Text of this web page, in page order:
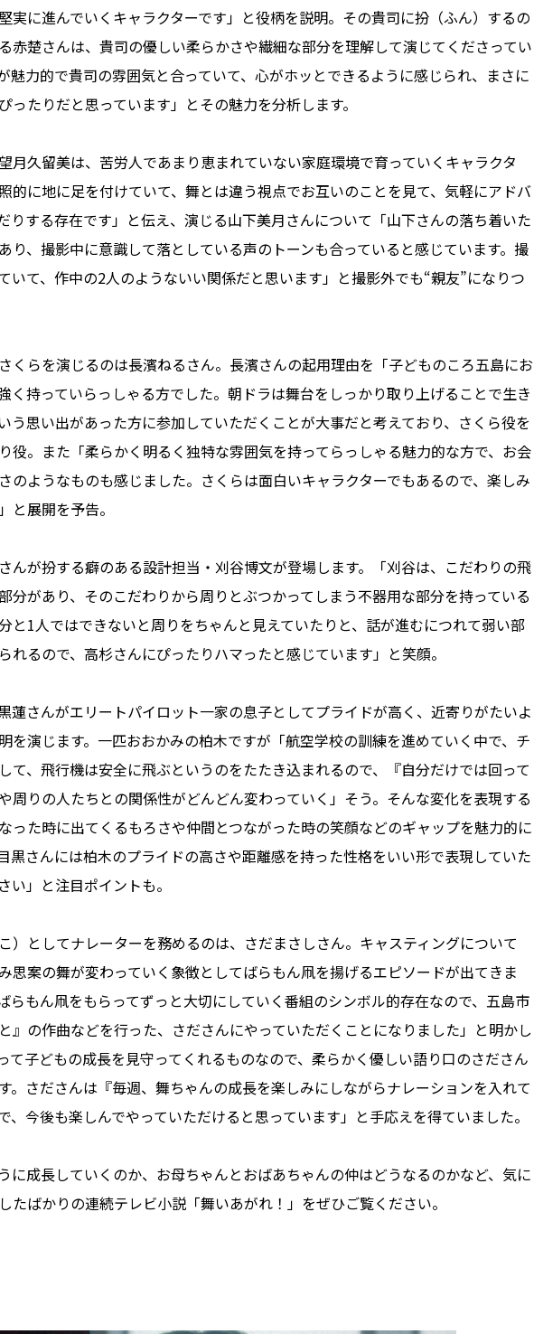
実に進んでいくキャラクターです」と役柄を説明。その貴司に扮（ふん）するの
赤楚さんは、貴司の優しい柔らかさや繊細な部分を理解して演じてくださってい
魅力的で貴司の雰囲気と合っていて、心がホッとできるように感じられ、まさに
たりだと思っています」とその魅力を分析します。
月久留美は、苦労人であまり恵まれていない家庭環境で育っていくキャラクタ
的に地に足を付けていて、舞とは違う視点でお互いのことを見て、気軽にアドバ
りする存在です」と伝え、演じる山下美月さんについて「山下さんの落ち着いた
り、撮影中に意識して落としている声のトーンも合っていると感じています。撮
いて、作中の2人のようないい関係だと思います」と撮影外でも“親友”になりつ
くらを演じるのは長濱ねるさん。長濱さんの起用理由を「子どものころ五島にお
く持っていらっしゃる方でした。朝ドラは舞台をしっかり取り上げることで生き
う思い出があった方に参加していただくことが大事だと考えており、さくら役を
役。また「柔らかく明るく独特な雰囲気を持ってらっしゃる魅力的な方で、お会
のようなものも感じました。さくらは面白いキャラクターでもあるので、楽しみ
と展開を予告。
んが扮する癖のある設計担当・刈谷博文が登場します。「刈谷は、こだわりの飛
分があり、そのこだわりから周りとぶつかってしまう不器用な部分を持っている
と1人ではできないと周りをちゃんと見えていたりと、話が進むにつれて弱い部
れるので、高杉さんにぴったりハマったと感じています」と笑顔。
蓮さんがエリートパイロット一家の息子としてプライドが高く、近寄りがたいよ
を演じます。一匹おおかみの柏木ですが「航空学校の訓練を進めていく中で、チ
て、飛行機は安全に飛ぶというのをたたき込まれるので、『自分だけでは回って
周りの人たちとの関係性がどんどん変わっていく」そう。そんな変化を表現する
った時に出てくるもろさや仲間とつながった時の笑顔などのギャップを魅力的に
黒さんには柏木のプライドの高さや距離感を持った性格をいい形で表現していた
い」と注目ポイントも。
）としてナレーターを務めるのは、さだまさしさん。キャスティングについて
思案の舞が変わっていく象徴としてばらもん凧を揚げるエピソードが出てきま
らもん凧をもらってずっと大切にしていく番組のシンボル的存在なので、五島市
』の作曲などを行った、さださんにやっていただくことになりました」と明かし
て子どもの成長を見守ってくれるものなので、柔らかく優しい語り口のさださん
。さださんは『毎週、舞ちゃんの成長を楽しみにしながらナレーションを入れて
、今後も楽しんでやっていただけると思っています」と手応えを得ていました。
に成長していくのか、お母ちゃんとおばあちゃんの仲はどうなるのかなど、気に
たばかりの連続テレビ小説「舞いあがれ！」をぜひご覧ください。